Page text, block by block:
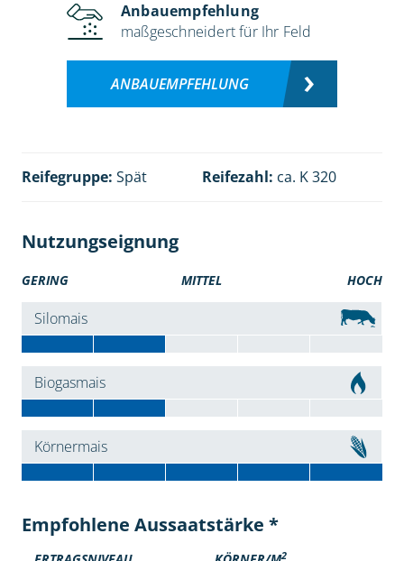
Anbauempfehlung
maßgeschneidert für Ihr Feld
ANBAUEMPFEHLUNG
Reifegruppe: Spät Reifezahl: ca. K 320
Nutzungseignung
GERING MITTEL HOCH
Silomais
Biogasmais
Körnermais
Empfohlene Aussaatstärke *
2